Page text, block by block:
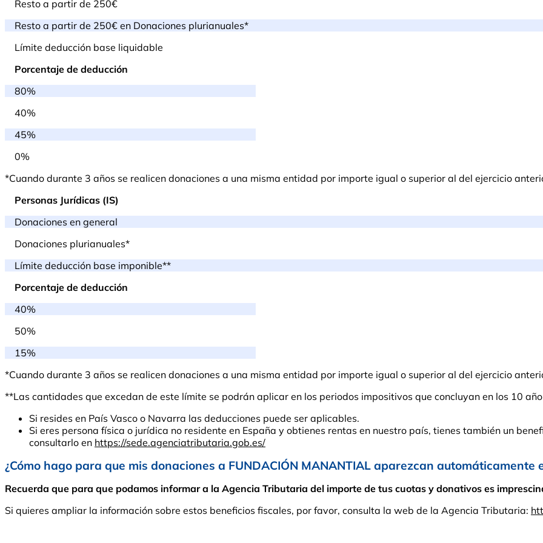
Resto a partir de 250€
Resto a partir de 250€ en Donaciones plurianuales*
Límite deducción base liquidable
Porcentaje de deducción
80%
40%
45%
0%
*Cuando durante 3 años se realicen donaciones a una misma entidad por importe igual o superior al del ejercicio
Personas Jurídicas (IS)
Donaciones en general
Donaciones plurianuales*
Límite deducción base imponible**
Porcentaje de deducción
40%
50%
15%
*Cuando durante 3 años se realicen donaciones a una misma entidad por importe igual o superior al del ejercicio
**Las cantidades que excedan de este límite se podrán aplicar en los periodos impositivos que concluyan en los 10
Si resides en País Vasco o Navarra las deducciones puede ser aplicables.
Si eres persona física o jurídica no residente en España y obtienes rentas en nuestro país, tienes también un
consultarlo en https://sede.agenciatributaria.gob.es/
¿Cómo hago para que mis donaciones a FUNDACIÓN MANANTIAL aparezcan automáticamente
Recuerda que para que podamos informar a la Agencia Tributaria del importe de tus cuotas y donativos es
Si quieres ampliar la información sobre estos beneficios fiscales, por favor, consulta la web de la Agencia Tributaria: